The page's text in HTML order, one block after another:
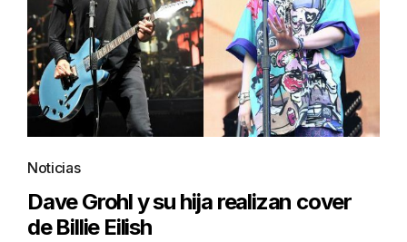
Noticias
Dave Grohl y su hija realizan cover
de Billie Eilish